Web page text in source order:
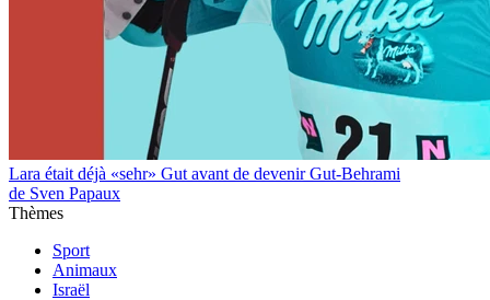
Lara était déjà «sehr» Gut avant de devenir Gut-Behrami
de Sven Papaux
Thèmes
Sport
Animaux
Israël